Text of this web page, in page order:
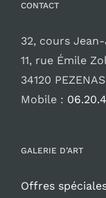
CONTACT
32, cours
11, rue Émile
34120 PEZENAS
Mobile :
GALERIE D’ART
Offres